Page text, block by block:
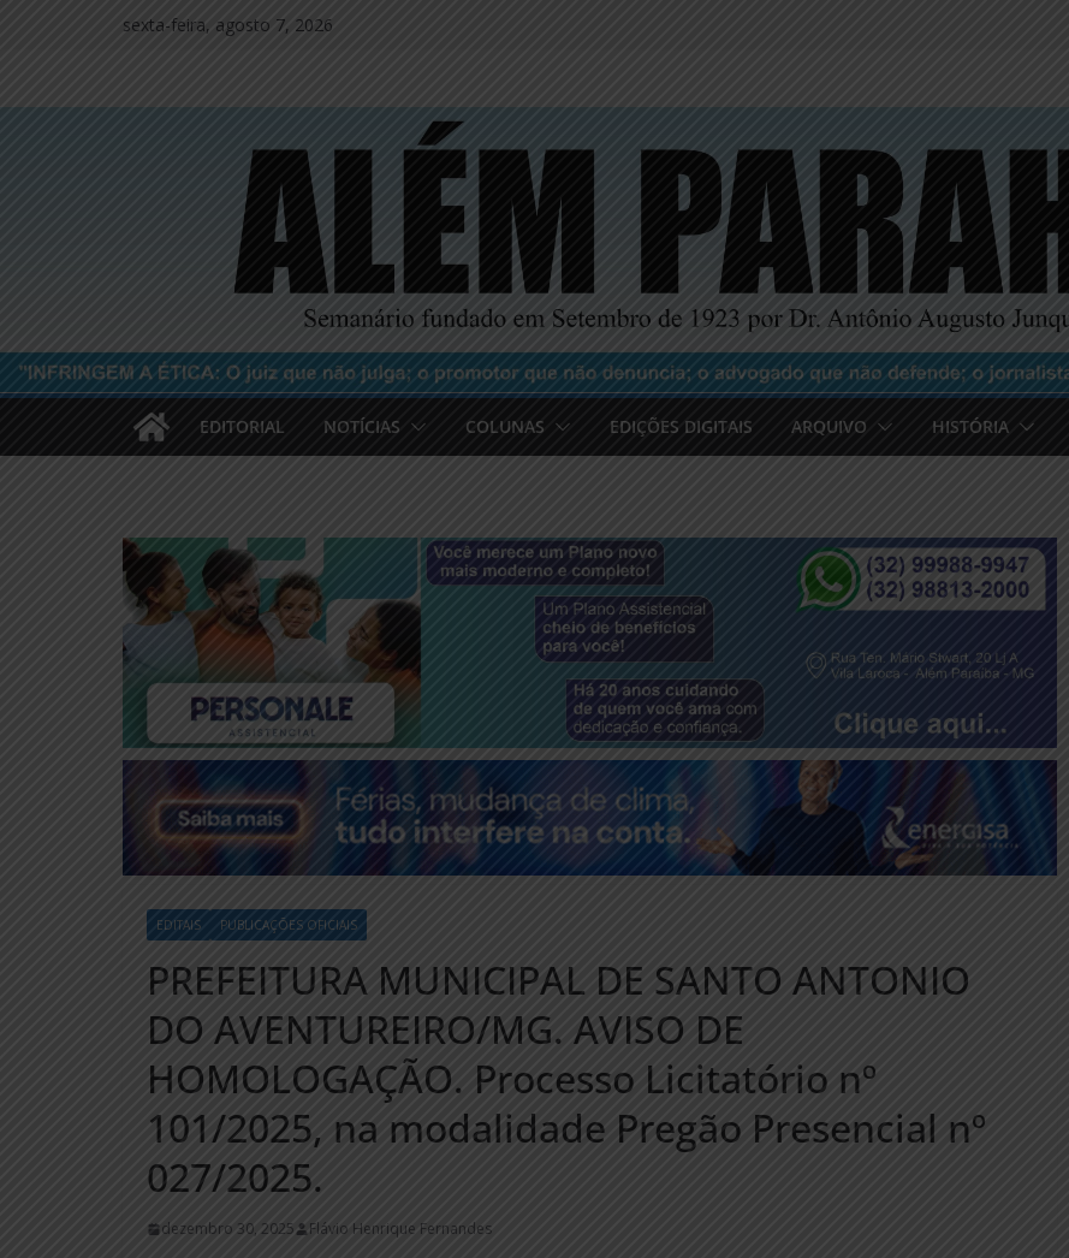
sexta-feira, agosto 7, 2026
EDITORIAL NOTÍCIAS COLUNAS EDIÇÕES DIGITAIS ARQUIVO HISTÓRIA
EDITAIS PUBLICAÇÕES OFICIAIS
PREFEITURA MUNICIPAL DE SANTO ANTONIO
DO AVENTUREIRO/MG. AVISO DE
HOMOLOGAÇÃO. Processo Licitatório nº
101/2025, na modalidade Pregão Presencial nº
027/2025.
dezembro 30, 2025 Flávio Henrique Fernandes